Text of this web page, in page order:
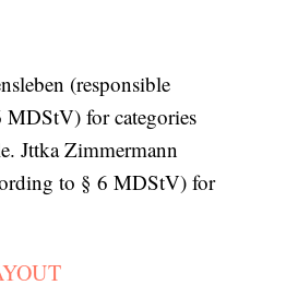
(responsible
for categories
Jttka Zimmermann
to § 6 MDStV) for